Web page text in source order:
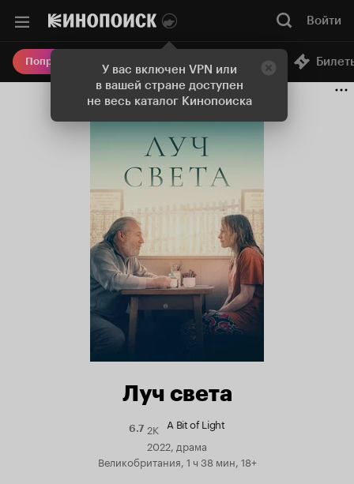
У вас включен VPN или
в вашей стране доступен
не весь каталог Кинопоиска
Войти
Попробовать Плюс Онлайн-кинотеатр
Луч света
6.7Рейтинг
Кинопоиска
6.7
2K A Bit of Light
2022, драма
Великобритания, 1 ч 38 мин, 18+